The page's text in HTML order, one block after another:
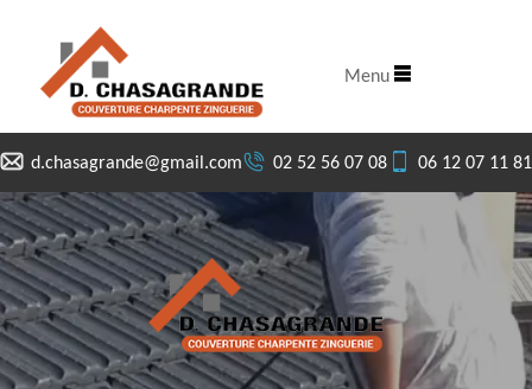
d.chasagrande@gmail.com 02 52 56 07 08 06 12 07 11 81
Menu